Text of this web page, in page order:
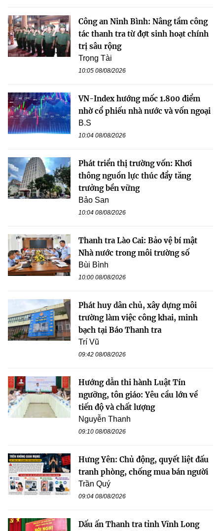
Công an Ninh Bình: Nâng tầm công
tác thanh tra từ đợt sinh hoạt chính
trị sâu rộng
Trọng Tài
10:05 08/08/2026
VN-Index hướng mốc 1.800 điểm
nhờ cổ phiếu nhà nước và vốn ngoại
B.S
10:04 08/08/2026
Phát triển thị trường vốn: Khơi
thông nguồn lực thúc đẩy tăng
trưởng bền vững
Bảo San
10:04 08/08/2026
Thanh tra Lào Cai: Bảo vệ bí mật
Nhà nước trong môi trường số
Bùi Bình
10:00 08/08/2026
Phát huy dân chủ, xây dựng môi
trường làm việc công khai, minh
bạch tại Báo Thanh tra
Trí Vũ
09:42 08/08/2026
Hướng dẫn thi hành Luật Tín
ngưỡng, tôn giáo: Yêu cầu lớn về
tiến độ và chất lượng
Nguyễn Thanh
09:10 08/08/2026
Hưng Yên: Chủ động, quyết liệt đấu
tranh phòng, chống mua bán người
Trần Quý
09:04 08/08/2026
Dấu ấn Thanh tra tỉnh Vĩnh Long